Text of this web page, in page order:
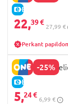
E-KAINA
22,39 €
27,99 €
Perkant
-25%
E-KAINA
REVELL 3D
5,24 €
6,99 €